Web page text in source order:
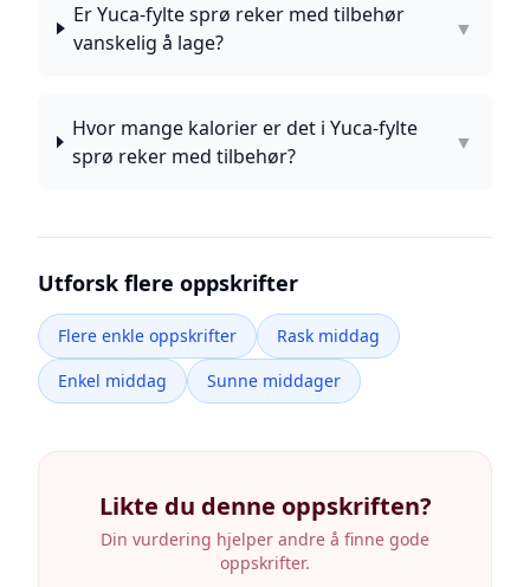
Er Yuca-fylte sprø reker med tilbehør
vanskelig å lage?
▼
Hvor mange kalorier er det i Yuca-fylte
sprø reker med tilbehør?
▼
Utforsk flere oppskrifter
Flere enkle oppskrifter
Rask middag
Enkel middag
Sunne middager
Likte du denne oppskriften?
Din vurdering hjelper andre å finne gode
oppskrifter.